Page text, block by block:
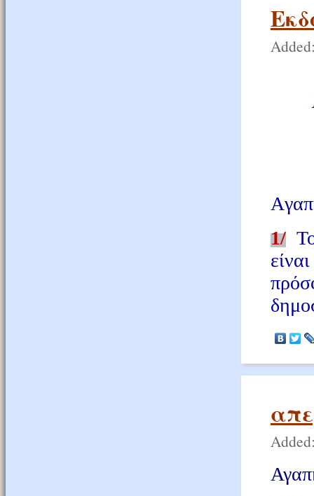
1/